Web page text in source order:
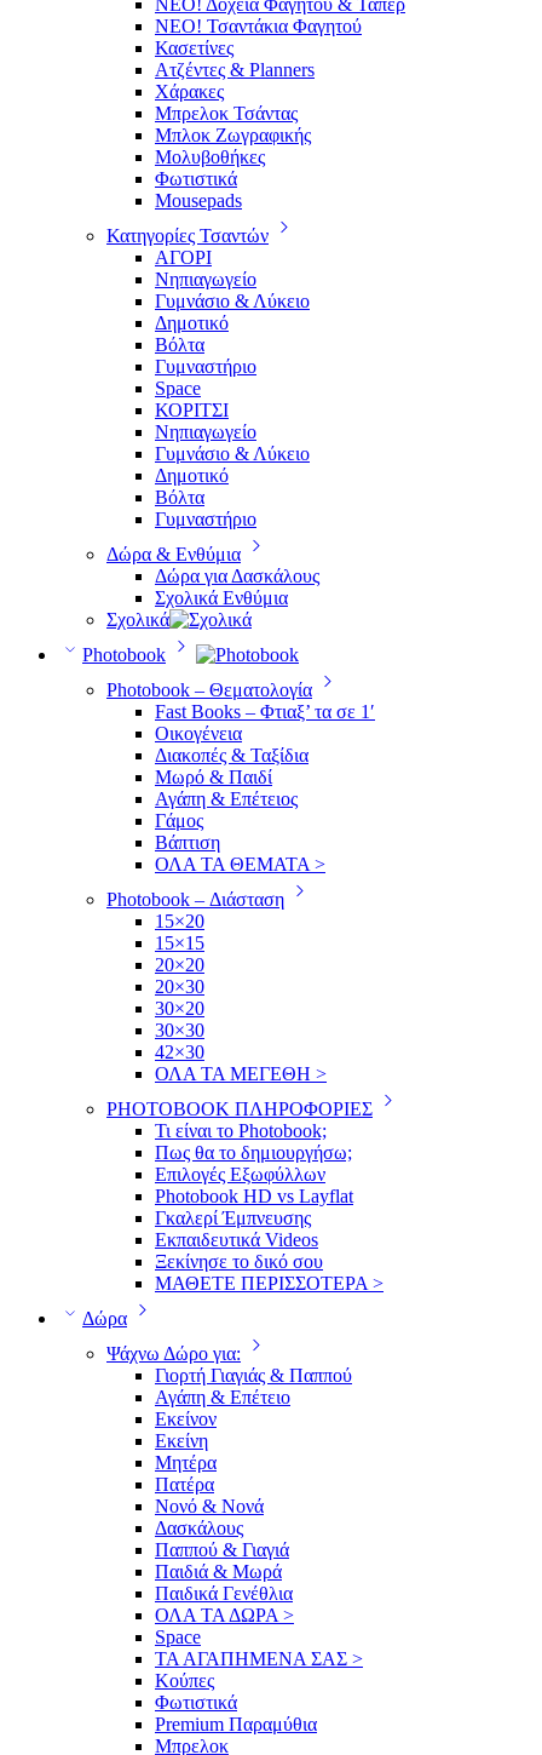
ΝΕΟ! Τσαντάκια Φαγητού
Κασετίνες
Ατζέντες & Planners
Χάρακες
Μπρελοκ Τσάντας
Μπλοκ Ζωγραφικής
Μολυβοθήκες
Φωτιστικά
Mousepads
Κατηγορίες Τσαντών
ΑΓΟΡΙ
Νηπιαγωγείο
Γυμνάσιο & Λύκειο
Δημοτικό
Βόλτα
Γυμναστήριο
Space
ΚΟΡΙΤΣΙ
Νηπιαγωγείο
Γυμνάσιο & Λύκειο
Δημοτικό
Βόλτα
Γυμναστήριο
Δώρα & Ενθύμια
Δώρα για Δασκάλους
Σχολικά Ενθύμια
Σχολικά
Photobook
Photobook – Θεματολογία
Fast Books – Φτιαξ’ τα σε 1′
Οικογένεια
Διακοπές & Ταξίδια
Μωρό & Παιδί
Αγάπη & Επέτειος
Γάμος
Βάπτιση
ΟΛΑ ΤΑ ΘΕΜΑΤΑ >
Photobook – Διάσταση
15×20
15×15
20×20
20×30
30×20
30×30
42×30
ΟΛΑ ΤΑ ΜΕΓΕΘΗ >
PHOTOBOOK ΠΛΗΡΟΦΟΡΙΕΣ
Τι είναι το Photobook;
Πως θα το δημιουργήσω;
Επιλογές Εξωφύλλων
Photobook HD vs Layflat
Γκαλερί Έμπνευσης
Εκπαιδευτικά Videos
Ξεκίνησε το δικό σου
ΜΑΘΕΤΕ ΠΕΡΙΣΣΟΤΕΡΑ >
Δώρα
Ψάχνω Δώρο για:
Γιορτή Γιαγιάς & Παππού
Αγάπη & Επέτειο
Εκείνον
Εκείνη
Μητέρα
Πατέρα
Νονό & Νονά
Δασκάλους
Παππού & Γιαγιά
Παιδιά & Μωρά
Παιδικά Γενέθλια
ΟΛΑ ΤΑ ΔΩΡΑ >
Space
ΤΑ ΑΓΑΠΗΜΕΝΑ ΣΑΣ >
Κούπες
Φωτιστικά
Premium Παραμύθια
Μπρελοκ